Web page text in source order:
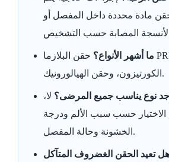
حقن مادة محددة داخل المفصل أو
ما أشهر الأنواع؟ حقن البلازما PRP، وحقن
الكورتيزون، وحقن الهيالورونيك.
نوع يناسب جميع المرضى؟ لا،
الاختيار حسب سبب الألم ودرجة
الخشونة وحالة المفصل.
هل تعيد الحقن الغضروف المتآكل